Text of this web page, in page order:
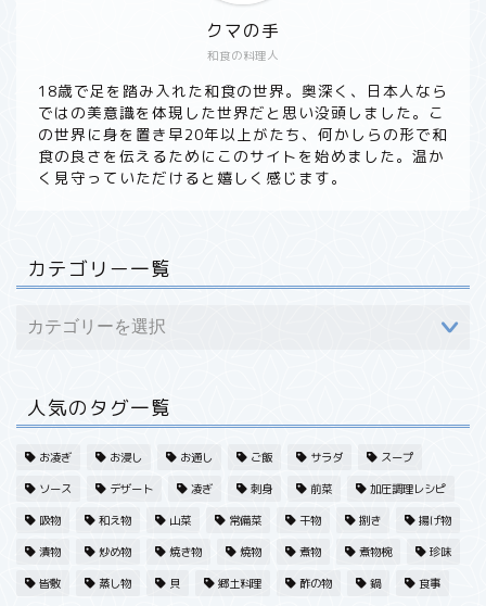
和食の料理人
クマの手
18歳で足を踏み入れた和食の世界。奥深く、日本人なら
ではの美意識を体現した世界だと思い没頭しました。こ
の世界に身を置き早20年以上がたち、何かしらの形で和
食の良さを伝えるためにこのサイトを始めました。温か
く見守っていただけると嬉しく感じます。
カテゴリー一覧
人気のタグ一覧
お凌ぎ お浸し お通し ご飯 サラダ スープ
ソース デザート 凌ぎ 刺身 前菜 加圧調理レシピ
吸物 和え物 山菜 常備菜 干物 捌き 揚げ物
漬物 炒め物 焼き物 焼物 煮物 煮物椀 珍味
皆敷 蒸し物 貝 郷土料理 酢の物 鍋 食事
食材から探す
春・野菜
春・魚